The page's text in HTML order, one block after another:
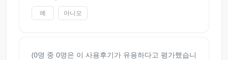
예 아니오
(0명 중 0명은 이 사용후기가 유용하다고 평가했습니